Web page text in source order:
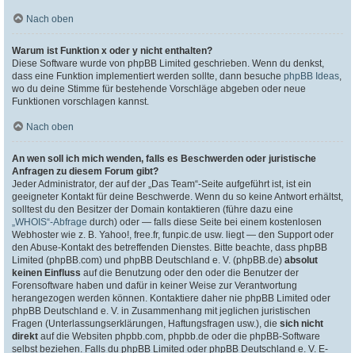
Nach oben
Warum ist Funktion x oder y nicht enthalten?
Diese Software wurde von phpBB Limited geschrieben. Wenn du denkst,
dass eine Funktion implementiert werden sollte, dann besuche phpBB Ideas,
wo du deine Stimme für bestehende Vorschläge abgeben oder neue
Funktionen vorschlagen kannst.
Nach oben
An wen soll ich mich wenden, falls es Beschwerden oder juristische
Anfragen zu diesem Forum gibt?
Jeder Administrator, der auf der „Das Team“-Seite aufgeführt ist, ist ein
geeigneter Kontakt für deine Beschwerde. Wenn du so keine Antwort erhältst,
solltest du den Besitzer der Domain kontaktieren (führe dazu eine
„WHOIS“-Abfrage durch) oder — falls diese Seite bei einem kostenlosen
Webhoster wie z. B. Yahoo!, free.fr, funpic.de usw. liegt — den Support oder
den Abuse-Kontakt des betreffenden Dienstes. Bitte beachte, dass phpBB
Limited (phpBB.com) und phpBB Deutschland e. V. (phpBB.de) absolut
keinen Einfluss auf die Benutzung oder den oder die Benutzer der
Forensoftware haben und dafür in keiner Weise zur Verantwortung
herangezogen werden können. Kontaktiere daher nie phpBB Limited oder
phpBB Deutschland e. V. in Zusammenhang mit jeglichen juristischen
Fragen (Unterlassungserklärungen, Haftungsfragen usw.), die sich nicht
direkt auf die Websiten phpbb.com, phpbb.de oder die phpBB-Software
selbst beziehen. Falls du phpBB Limited oder phpBB Deutschland e. V. E-